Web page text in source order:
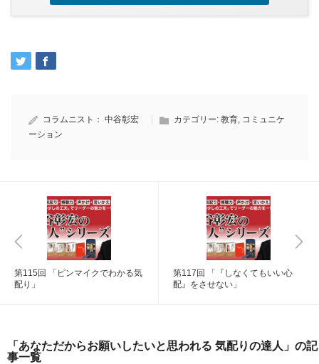
コラムニスト： 中谷彰宏 カテゴリー: 教育 コミュニケ
ーション
第115回 「ピンマイクでわかる気
配り」
第117回 「『しなくてもいい心
配』をさせない」
「あなただからお願いしたいと思われる 気配りの達人」の記
事一覧